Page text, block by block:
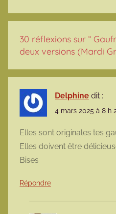
30 réflexions sur “
deux versions (Mardi
Delphine dit :
4 mars 2025 à 8 h
Elles sont originales tes
Elles doivent être
Bises
Répondre